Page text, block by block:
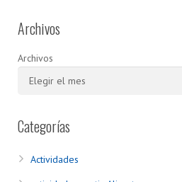
Archivos
Archivos
Categorías
Actividades